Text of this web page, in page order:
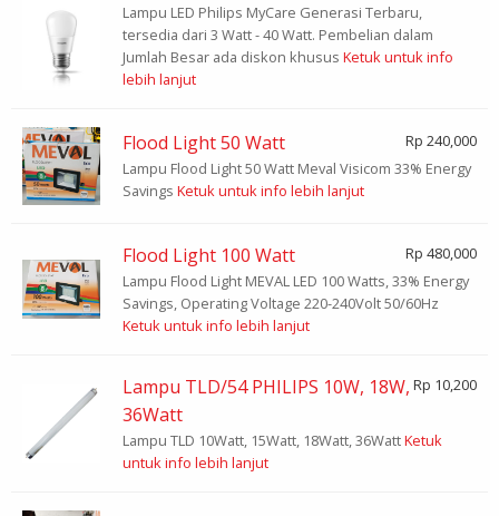
Lampu LED Philips MyCare Generasi Terbaru,
tersedia dari 3 Watt - 40 Watt. Pembelian dalam
Jumlah Besar ada diskon khusus Ketuk untuk info
lebih lanjut
Flood Light 50 Watt
Rp 240,000
Lampu Flood Light 50 Watt Meval Visicom 33% Energy
Savings Ketuk untuk info lebih lanjut
Flood Light 100 Watt
Rp 480,000
Lampu Flood Light MEVAL LED 100 Watts, 33% Energy
Savings, Operating Voltage 220-240Volt 50/60Hz
Ketuk untuk info lebih lanjut
Lampu TLD/54 PHILIPS 10W, 18W,
36Watt
Rp 10,200
Lampu TLD 10Watt, 15Watt, 18Watt, 36WattKetuk
untuk info lebih lanjut